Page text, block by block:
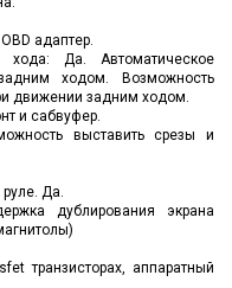
адаптер.
хода: Да. Автоматическое
ходом. Возможность
движении задним ходом.
и сабвуфер.
выставить срезы и
Да.
дублирования экрана
транзисторах, аппаратный